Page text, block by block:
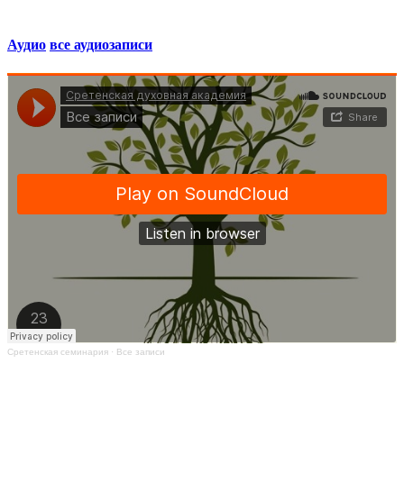
Аудио все аудиозаписи
Сретенская семинария · Все записи